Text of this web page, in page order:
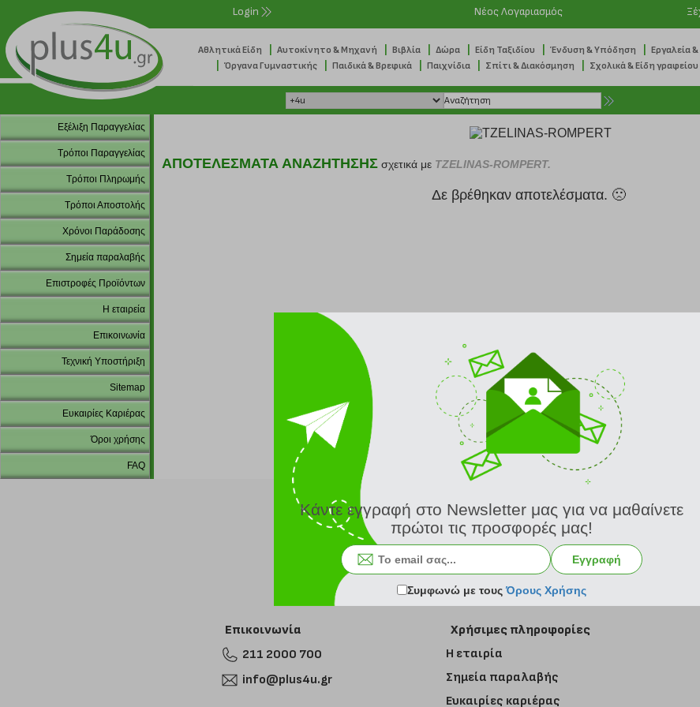
Login Νέος Λογαριασμός
Αθλητικά Είδη Αυτοκίνητο & Μηχανή Βιβλία Δώρα Είδη Ταξιδίου Ένδυση & Υπόδηση Εργαλεία
Όργανα Γυμναστικής Παιδικά & Βρεφικά Παιχνίδια Σπίτι & Διακόσμηση Σχολικά & Είδη γραφείου
Εξέλιξη Παραγγελίας
Τρόποι Παραγγελίας
Τρόποι Πληρωμής
Τρόποι Αποστολής
Χρόνοι Παράδοσης
Σημεία παραλαβής
Επιστροφές Προϊόντων
Η εταιρεία
Επικοινωνία
Τεχνική Υποστήριξη
Sitemap
Ευκαιρίες Καριέρας
Όροι χρήσης
FAQ
ΑΠΟΤΕΛΕΣΜΑΤΑ ΑΝΑΖΗΤΗΣΗΣ σχετικά με TZELINAS-ROMPERT.
Δε βρέθηκαν αποτελέσματα. 🙁
Εγγραφή στο newsletter
Επικοινωνία
211 2000 700
info@plus4u.gr
Χρήσιμες πληροφορίες
Η εταιρία
Σημεία παραλαβής
Ευκαιρίες καριέρας
Κάντε εγγραφή στο Newsletter μας για να μαθαίνετε
πρώτοι τις προσφορές μας!
Εγγραφή
Συμφωνώ με τουςΌρους Χρήσης